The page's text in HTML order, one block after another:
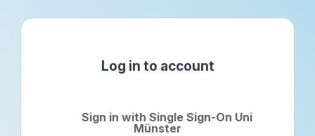
Log in to account
Sign in with Single Sign-On Uni
Münster